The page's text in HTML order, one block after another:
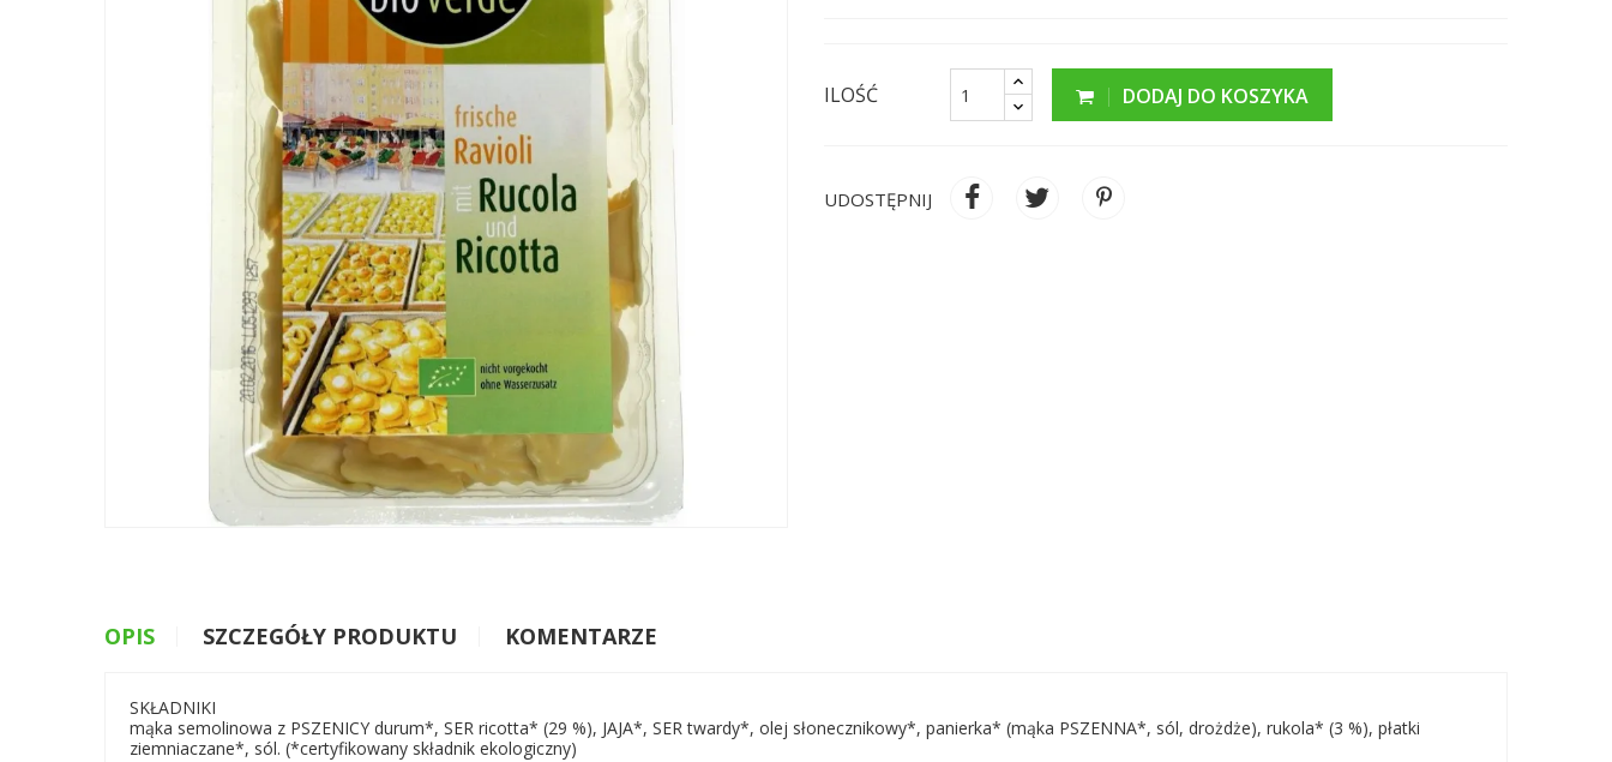
ILOŚĆ DODAJ DO KOSZYKA
UDOSTĘPNIJ
OPIS SZCZEGÓŁY PRODUKTU KOMENTARZE
SKŁADNIKI
mąka semolinowa z PSZENICY durum*, SER ricotta* (29 %), JAJA*, SER twardy*, olej słonecznikowy*, panierka* (mąka PSZENNA*, sól, drożdże), rukola* (3 %), płatki
ziemniaczane*, sól. (*certyfikowany składnik ekologiczny)